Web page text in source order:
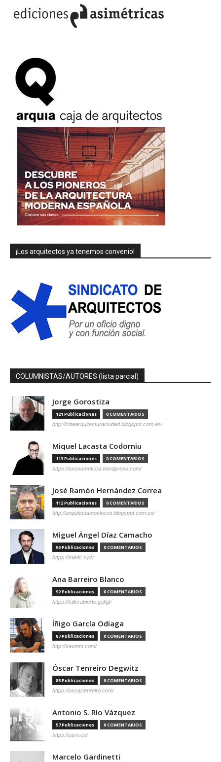
¡Los arquitectos ya tenemos convenio!
COLUMNISTAS/AUTORES (lista parcial)
Jorge Gorostiza
121 Publicaciones 0 COMENTARIOS
http://cinearquitecturaciudad.blogspot.com.es/
Miquel Lacasta Codorniu
113 Publicaciones 0 COMENTARIOS
https://axonometrica.wordpress.com/
José Ramón Hernández Correa
112 Publicaciones 0 COMENTARIOS
http://arquitectamoslocos.blogspot.com.es/
Miguel Ángel Díaz Camacho
95 Publicaciones 0 COMENTARIOS
https://madc.xyz/
Ana Barreiro Blanco
92 Publicaciones 0 COMENTARIOS
https://tallerabierto.gal/gl/
Íñigo García Odiaga
87 Publicaciones 0 COMENTARIOS
http://vaumm.com/
Óscar Tenreiro Degwitz
85 Publicaciones 0 COMENTARIOS
https://oscartenreiro.com/
Antonio S. Río Vázquez
57 Publicaciones 0 COMENTARIOS
https://asrv.es/
Marcelo Gardinetti